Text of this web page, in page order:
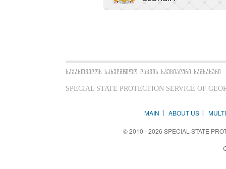
საქართველოს სახელმწიფო დაცვის სპეციალური სამსახური
SPECIAL STATE PROTECTION SERVICE OF
MAIN ABOUT US
© 2010 - 2026 SPECIAL STATE